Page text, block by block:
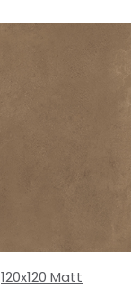
120x120 Matt